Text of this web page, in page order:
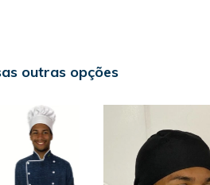
outras opções